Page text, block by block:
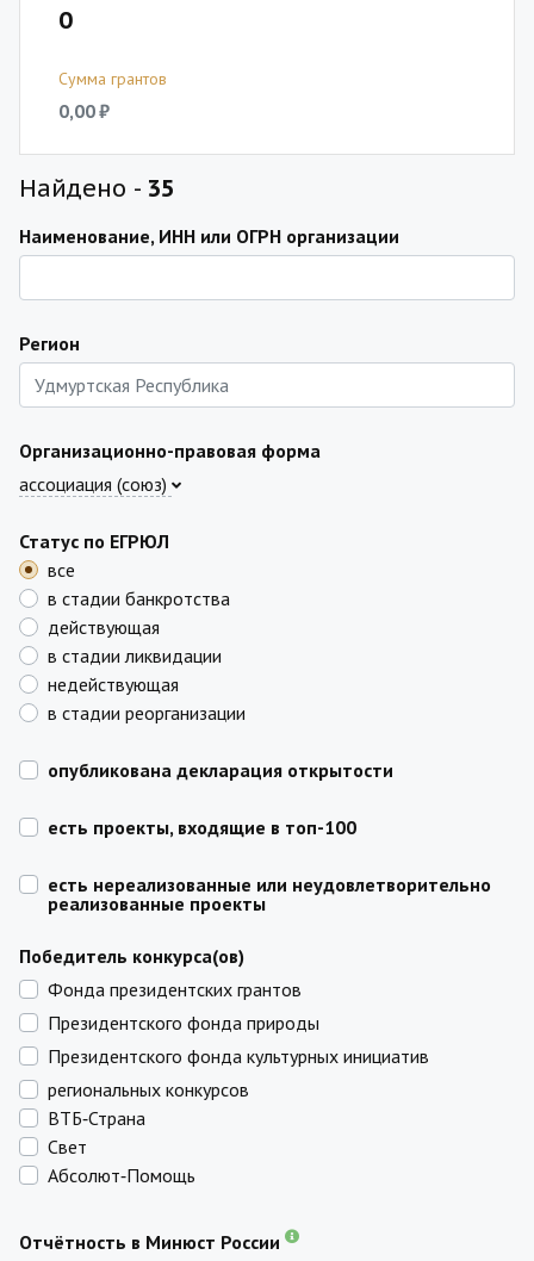
0
Сумма грантов
0,00 ₽
Найдено - 35
Наименование, ИНН или ОГРН организации
Регион
Организационно-правовая форма
ассоциация (союз)
Статус по ЕГРЮЛ
все
в стадии банкротства
действующая
в стадии ликвидации
недействующая
в стадии реорганизации
опубликована декларация открытости
есть проекты, входящие в топ-100
есть нереализованные или неудовлетворительно
реализованные проекты
Победитель конкурса(ов)
Фонда президентских грантов
Президентского фонда природы
Президентского фонда культурных инициатив
региональных конкурсов
ВТБ‑Страна
Свет
Абсолют‑Помощь
Отчётность в Минюст России